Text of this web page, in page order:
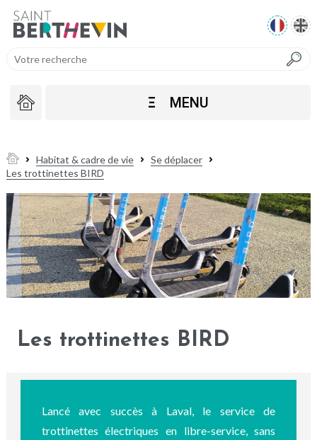
Ξ MENU
Habitat & cadre de vie
Se déplacer
Les trottinettes BIRD
Les trottinettes BIRD
Lancé avec succès à Laval, le service de
trottinettes électriques en libre-service, sans